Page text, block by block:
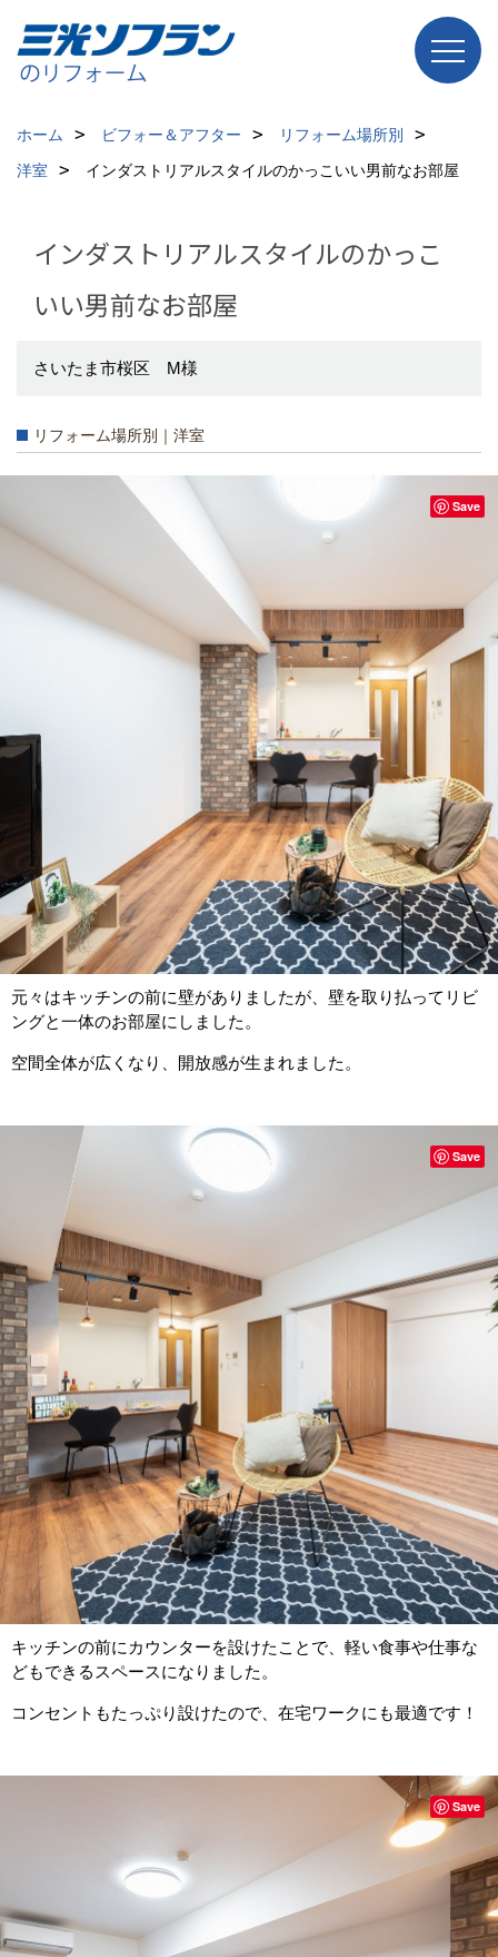
ホーム ビフォー＆アフター
リフォーム場所別
洋室
インダストリアルスタイルのかっこいい男前なお部屋
インダストリアルスタイルのかっこ
いい男前なお部屋
さいたま市桜区 M様
リフォーム場所別｜洋室
元々はキッチンの前に壁がありましたが、壁を取り払ってリビ
ングと一体のお部屋にしました。
空間全体が広くなり、開放感が生まれました。
Save
キッチンの前にカウンターを設けたことで、軽い食事や仕事な
どもできるスペースになりました。
コンセントもたっぷり設けたので、在宅ワークにも最適です！
Save
Save